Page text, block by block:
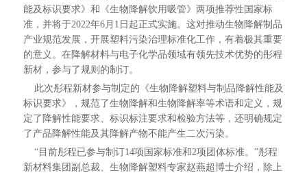
能及标识要求》和《生物降解饮用吸管》两项推荐性国家标
准，并将于2022年6月1日起正式实施。这对推动生物降解制品
产业规范发展，开展塑料污染治理标准化工作，有着极其重要
的意义。在降解材料与电子化学品领域有领先技术优势的彤程
新材，参与了规则的制订。
此次彤程新材参与制定的《生物降解塑料与制品降解性能及
标识要求》，规范了生物降解和生物降解率等术语和定义，规
定了降解性能要求、标识标注要求和检验方法等，还明确规定
了产品降解性能及其降解产物不能产生二次污染。
“目前彤程已参与制订14项国家标准和2项团体标准。”彤程
新材料集团副总裁、生物降解塑料专家赵燕超博士介绍，除上